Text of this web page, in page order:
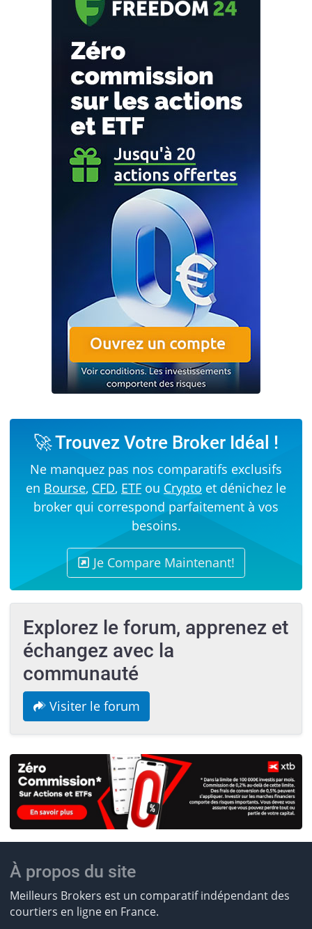
🚀 Trouvez Votre Broker Idéal !
Ne manquez pas nos comparatifs exclusifs
en Bourse, CFD, ETF ou Crypto et dénichez le
broker qui correspond parfaitement à vos
besoins.
Je Compare Maintenant!
Explorez le forum, apprenez et
échangez avec la
communauté
Visiter le forum
À propos du site
Meilleurs Brokers est un comparatif indépendant des
courtiers en ligne en France.